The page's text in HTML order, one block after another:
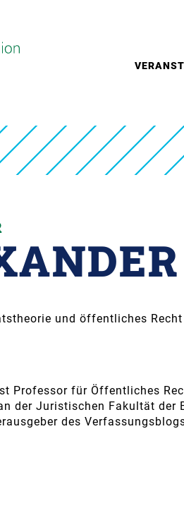
und öffentliches Recht
Professor für Öffentliches
der Juristischen Fakultät der
des